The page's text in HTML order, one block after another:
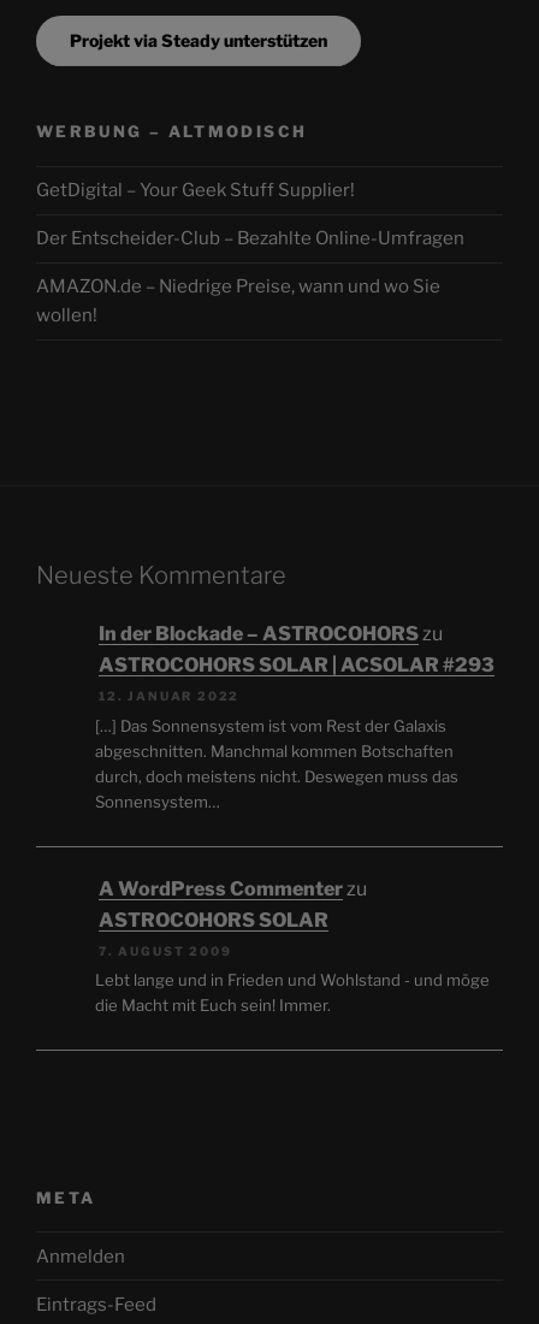
Projekt via Steady unterstützen
WERBUNG – ALTMODISCH
GetDigital – Your Geek Stuff Supplier!
Der Entscheider-Club – Bezahlte Online-Umfragen
AMAZON.de – Niedrige Preise, wann und wo Sie
wollen!
Neueste Kommentare
In der Blockade – ASTROCOHORSzu
ASTROCOHORS SOLAR | ACSOLAR #293
12. JANUAR 2022
[…] Das Sonnensystem ist vom Rest der Galaxis
abgeschnitten. Manchmal kommen Botschaften
durch, doch meistens nicht. Deswegen muss das
Sonnensystem…
A WordPress Commenterzu
ASTROCOHORS SOLAR
7. AUGUST 2009
Lebt lange und in Frieden und Wohlstand - und möge
die Macht mit Euch sein! Immer.
META
Anmelden
Eintrags-Feed